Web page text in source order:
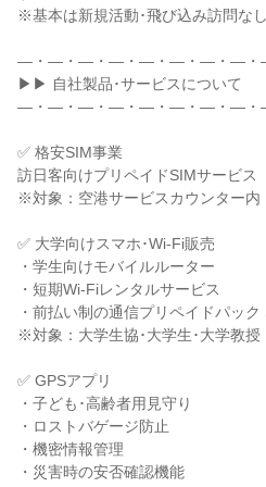
※基本は新規活動･飛び込み訪問なし
―・―・―・―・―・―・―・―
▶▶ 自社製品･サービスについて
―・―・―・―・―・―・―・―
✅ 格安SIM事業
訪日客向けプリペイドSIMサービス
※対象：空港サービスカウンター内
✅ 大学向けスマホ･Wi-Fi販売
・学生向けモバイルルーター
・短期Wi-Fiレンタルサービス
・前払い制の通信プリペイドパック
※対象：大学生協･大学生･大学教授
✅ GPSアプリ
・子ども･高齢者用見守り
・ロストバゲージ防止
・機密情報管理
・災害時の安否確認機能